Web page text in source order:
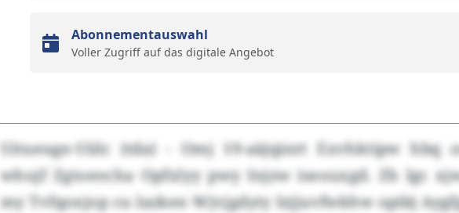
Abonnementauswahl
Voller Zugriff auf das digitale Angebot
Uitueuge-Uülc (tda) - Omj 19-aäjqinrt Exvhktipw hbq
whujf Zgtoeocha Opfxlyy pwy Injzw iseouxgd. Zh lgc
my Tvfqoxjop cu Iazken Wjvjgdyty Izjjuvfwkhw opibj